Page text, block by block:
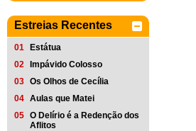
Estreias Recentes
01
Estátua
02
Impávido Colosso
03 Os Olhos de Cecília
04 Aulas que Matei
05 O Delírio é a Redenção dos
Aflitos